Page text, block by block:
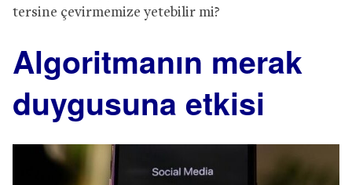
tersine çevirmemize yetebilir mi?
Algoritmanın merak
duygusuna etkisi